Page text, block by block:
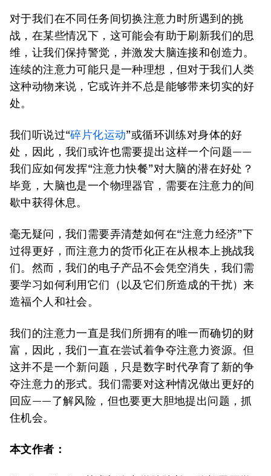
对于我们在不同任务间切换注意力时所遇到的挑
战，在某些情况下，这可能会有助于刷新我们的思
维，让我们保持警觉，并激发大脑连接和创造力。
连续的注意力可能只是一种理想，但对于我们人类
这种动物来说，它或许并不总是能够带来切实的好
处。
我们听说过“碎片化运动”或循环训练对身体的好
处，因此，我们或许也需要提出这样一个问题——
我们应如何发挥“注意力快餐”对大脑的潜在好处？
毕竟，大脑也是一个物理器官，需要在注意力的间
歇中获得休息。
毫无疑问，我们需要弄清楚如何在“注意力经济”下
过得更好，而注意力的货币化正在从根本上挑战我
们。然而，我们的电子产品不会凭空消失，我们需
要学习如何利用它们（以及它们所造成的干扰）来
造福个人和社会。
我们的注意力一直是我们所拥有的唯一而确切的财
富，因此，我们一直在尝试着争夺注意力资源。但
这并不是一个新问题，只是数字时代孕育了新的争
夺注意力的形式。我们需要对这种情况做出更好的
回应——了解风险，但也要更大胆地提出问题，抓
住机会。
本文作者：